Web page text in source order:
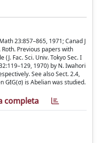
23:857–865, 1971; Canad J
Roth. Previous papers with
Fac. Sci. Univ. Tokyo Sec. I
1970) by N. Iwahori
See also Sect. 2.4,
is Abelian was studied.
completa